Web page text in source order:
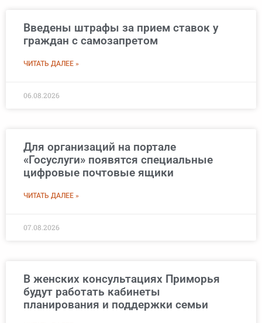
Введены штрафы за прием ставок у
граждан с самозапретом
ЧИТАТЬ ДАЛЕЕ »
06.08.2026
Для организаций на портале
«Госуслуги» появятся специальные
цифровые почтовые ящики
ЧИТАТЬ ДАЛЕЕ »
07.08.2026
В женских консультациях Приморья
будут работать кабинеты
планирования и поддержки семьи